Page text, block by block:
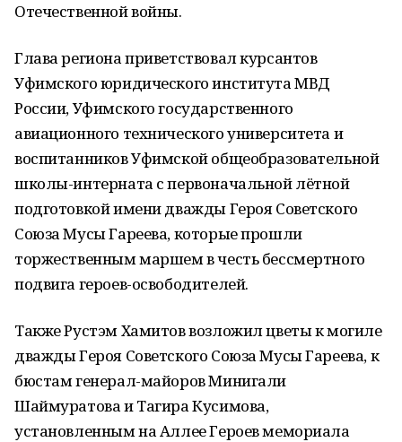
Отечественной войны.
Глава региона приветствовал курсантов
Уфимского юридического института МВД
России, Уфимского государственного
авиационного технического университета и
воспитанников Уфимской общеобразовательной
школы-интерната с первоначальной лётной
подготовкой имени дважды Героя Советского
Союза Мусы Гареева, которые прошли
торжественным маршем в честь бессмертного
подвига героев-освободителей.
Также Рустэм Хамитов возложил цветы к могиле
дважды Героя Советского Союза Мусы Гареева, к
бюстам генерал-майоров Минигали
Шаймуратова и Тагира Кусимова,
установленным на Аллее Героев мемориала